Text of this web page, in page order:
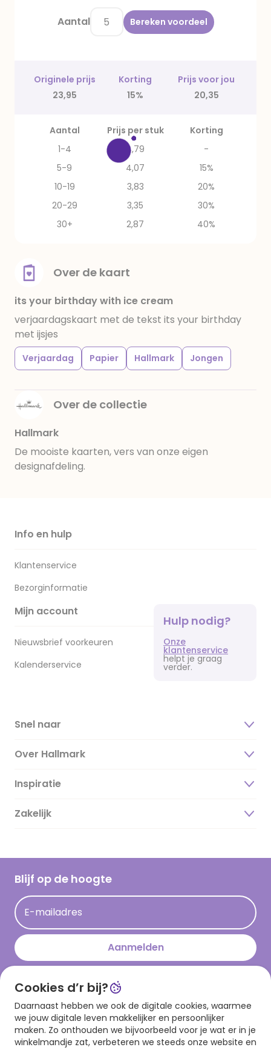
Aantal Bereken voordeel
Originele prijs Korting
Prijs voor jou
23,95
15% 20,35
Aantal Prijs per stuk
Korting
1-4
4,79
-
5-9
4,07
15%
10-19
3,83
20%
20-29
3,35
30%
30+
2,87 40%
Over de kaart
its your birthday with ice cream
verjaardagskaart met de tekst its your birthday
met ijsjes
Verjaardag Papier Hallmark Jongen
Over de collectie
Hallmark
De mooiste kaarten, vers van onze eigen
designafdeling.
Info en hulp
Klantenservice
Bezorginformatie
Mijn account
Nieuwsbrief voorkeuren
Kalenderservice
Hulp nodig?
Onze
klantenservice
helpt je graag
verder.
Snel naar
Over Hallmark
Over ons
Duurzaamheid
Hallmark Kaartclub
Acties
Persberichten
Hallmark en Kinderpostzegels
Inspiratie
Magazine
Cadeau inspiratie
Kaartinspiratie
Zakelijk
Blijf op de hoogte
E-mailadres
Aanmelden
Download onze app
Cookies d’r bij?
Daarnaast hebben we ook de digitale cookies, waarmee
we jouw digitale leven makkelijker en persoonlijker
maken. Zo onthouden we bijvoorbeeld voor je wat er in je
winkelmandje zat, verbeteren we steeds onze website en